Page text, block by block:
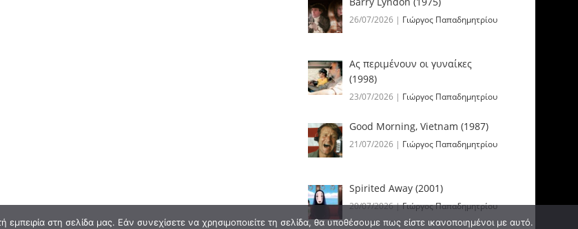
26/07/2026 | Γιώργος Παπαδημητρίου
Ας περιμένουν οι γυναίκες
(1998)
23/07/2026 | Γιώργος Παπαδημητρίου
Good Morning, Vietnam (1987)
21/07/2026 | Γιώργος Παπαδημητρίου
Spirited Away (2001)
20/07/2026|Γιώργος Παπαδημητρίου
στη σελίδα μας. Εάν συνεχίσετε να χρησιμοποιείτε τη σελίδα, θα υποθέσουμε πως είστε ικανοποιημένοι με αυτό.